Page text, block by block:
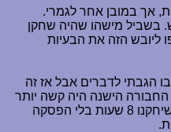
אך במובן אחר לגמרי.
בשביל מישהו שהיה שחקן
ליובש הזה את הבעיות
הגבתי לדברים אבל אז זה
הישנה היה קשה יותר
ויותר לתזמן את המפגשים שלהם לביקורים שלי. בהתחלה היו גם חבר'ה שבאו משם לבקר אצלי, היו באים בערב, ישנים וביום היינו משחקים (זכור לי במיוחד ביקור אחד שבו שיחקנו 8 שעות בלי הפסקה